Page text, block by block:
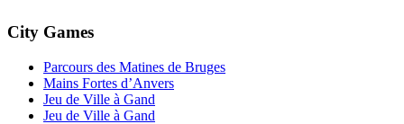
City Games
Parcours des Matines de Bruges
Mains Fortes d’Anvers
Jeu de Ville à Gand
Jeu de Ville à Gand